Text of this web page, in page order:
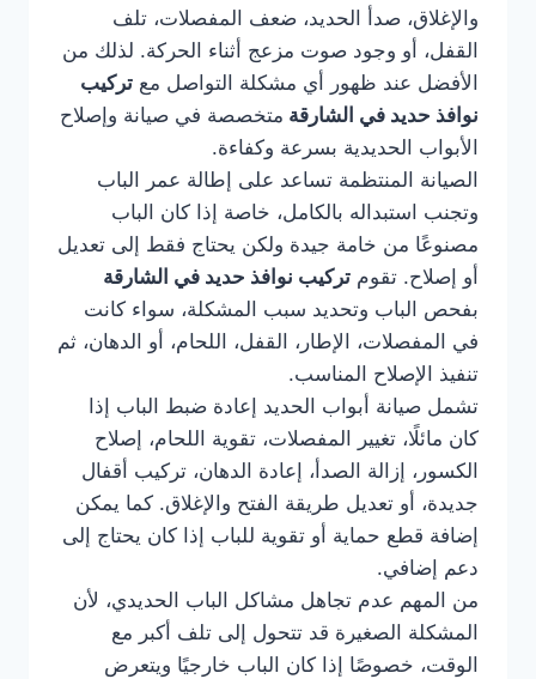
والإغلاق، صدأ الحديد، ضعف المفصلات، تلف
القفل، أو وجود صوت مزعج أثناء الحركة. لذلك من
الأفضل عند ظهور أي مشكلة التواصل مع تركيب
نوافذ حديد في الشارقة متخصصة في صيانة وإصلاح
الأبواب الحديدية بسرعة وكفاءة.
الصيانة المنتظمة تساعد على إطالة عمر الباب
وتجنب استبداله بالكامل، خاصة إذا كان الباب
مصنوعًا من خامة جيدة ولكن يحتاج فقط إلى تعديل
أو إصلاح. تقوم تركيب نوافذ حديد في الشارقة
بفحص الباب وتحديد سبب المشكلة، سواء كانت
في المفصلات، الإطار، القفل، اللحام، أو الدهان، ثم
تنفيذ الإصلاح المناسب.
تشمل صيانة أبواب الحديد إعادة ضبط الباب إذا
كان مائلًا، تغيير المفصلات، تقوية اللحام، إصلاح
الكسور، إزالة الصدأ، إعادة الدهان، تركيب أقفال
جديدة، أو تعديل طريقة الفتح والإغلاق. كما يمكن
إضافة قطع حماية أو تقوية للباب إذا كان يحتاج إلى
دعم إضافي.
من المهم عدم تجاهل مشاكل الباب الحديدي، لأن
المشكلة الصغيرة قد تتحول إلى تلف أكبر مع
الوقت، خصوصًا إذا كان الباب خارجيًا ويتعرض